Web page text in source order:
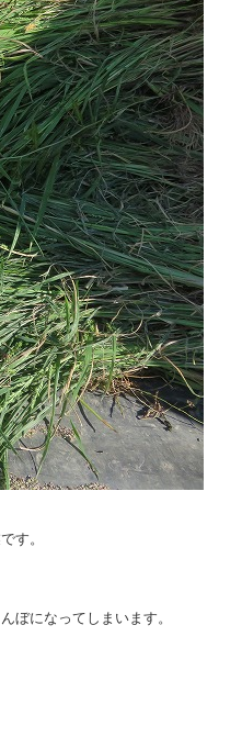
す。
ぼになってしまいます。